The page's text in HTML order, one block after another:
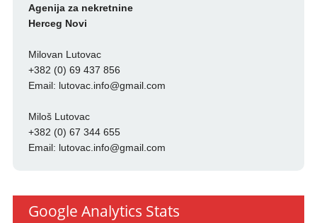
Agenija za nekretnine
Herceg Novi
Milovan Lutovac
+382 (0) 69 437 856
Email: lutovac.info@gmail.com
Miloš Lutovac
+382 (0) 67 344 655
Email: lutovac.info@gmail.com
Google Analytics Stats